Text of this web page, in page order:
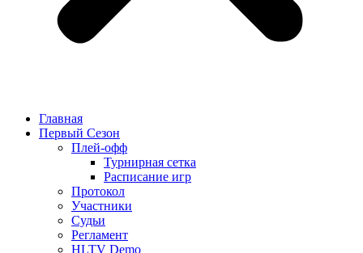
Главная
Первый Сезон
Плей-офф
Турнирная сетка
Расписание игр
Протокол
Участники
Судьи
Регламент
HLTV Demo